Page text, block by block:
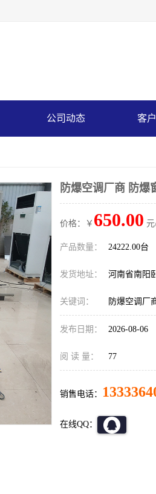
公司动态 客
防爆空调厂商 防爆
价格：￥ 650.00
产品数量： 24222.00台
发货地址： 河南省南阳
关键词： 防爆空调厂
发布日期： 2026-08-06
阅 读 量： 77
销售电话：
在线QQ：